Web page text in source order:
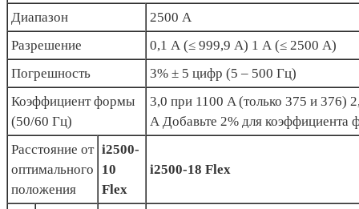
Диапазон
2500 А
Разрешение
0,1 А (≤ 999,9 А) 1 А (≤ 2500 А)
Погрешность
3% ± 5 цифр (5 – 500 Гц)
Коэффициент формы
(50/60 Гц)
3,0 при 1100 A (только 375 и 376)
А Добавьте 2% для коэффициента
Расстояние от
оптимального
положения
i2500-
10
Flex
i2500-18 Flex